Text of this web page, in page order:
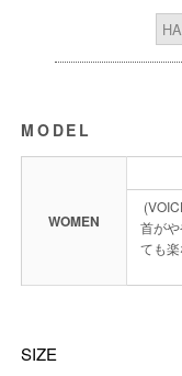
MODEL
WOMEN
首が
ても
SIZE